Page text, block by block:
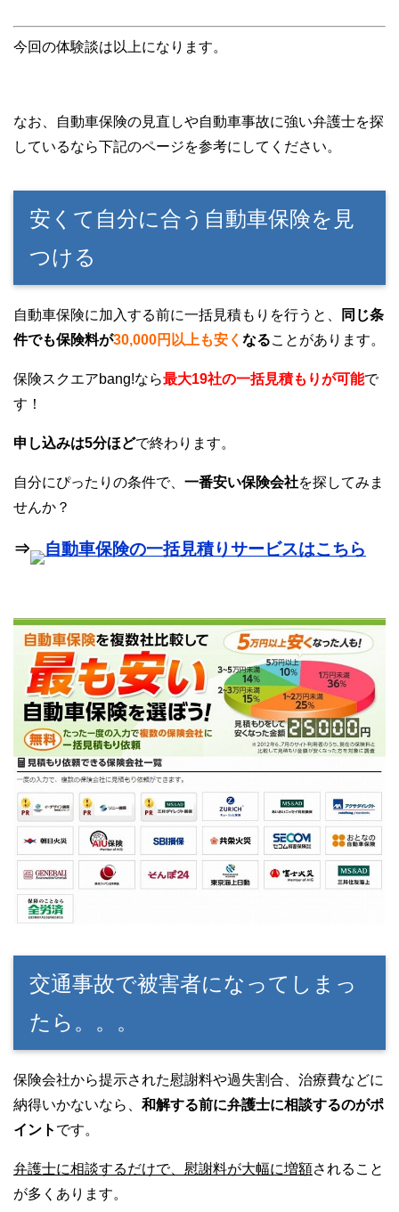
今回の体験談は以上になります。
なお、自動車保険の見直しや自動車事故に強い弁護士を探
しているなら下記のページを参考にしてください。
安くて自分に合う自動車保険を見
つける
自動車保険に加入する前に一括見積もりを行うと、
同じ条
件でも保険料が30,000円以上も安く なることがあります。
保険スクエアbang!なら最大19社の一括見積もりが可能で
す！
申し込みは5分ほどで終わります。
自分にぴったりの条件で、 一番安い保険会社を探してみま
せんか？
⇒ 自動車保険の一括見積りサービスはこちら
交通事故で被害者になってしまっ
たら。。。
保険会社から提示された慰謝料や過失割合、治療費などに
納得いかないなら、 和解する前に弁護士に相談するのがポ
イント です。
弁護士に相談するだけで、慰謝料が大幅に増額されること
が多くあります。